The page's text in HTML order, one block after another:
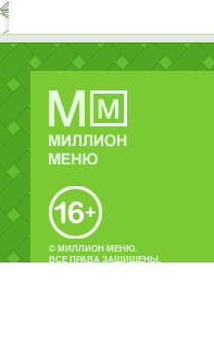
© МИЛЛИОН МЕНЮ.
ВСЕ ПРАВА ЗАЩИЩЕНЫ.